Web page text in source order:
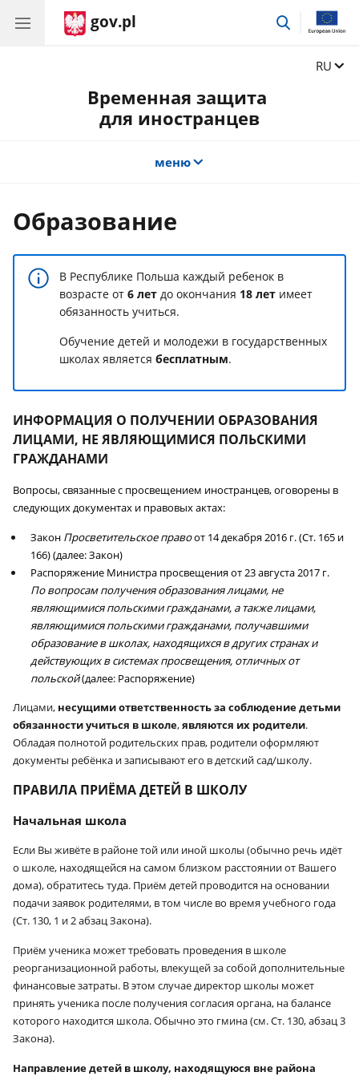
gov.pl поиск
RU
Временная защита
для иностранцев
меню
Oбразование
В Республике Польша каждый ребенок в
возрасте от6 лет до окончания 18 лет имеет
обязанность учиться.
Обучение детей и молодежи в государственных
школах являетсябесплатным.
ИНФОРМАЦИЯ О ПОЛУЧЕНИИ ОБРАЗОВАНИЯ
ЛИЦАМИ, НЕ ЯВЛЯЮЩИМИСЯ ПОЛЬСКИМИ
ГРАЖДАНАМИ
Вопросы, связанные с просвещением иностранцев, оговорены в
следующих документах и правовых актах:
Закон Просветительское правоот 14 декабря 2016 г. (Ст. 165 и
166) (далее: Закон)
Распоряжение Министра просвещения от 23 августа 2017 г.
По вопросам получения образования лицами, не
являющимися польскими гражданами, а также лицами,
являющимися польскими гражданами, получавшими
образование в школах, находящихся в других странах и
действующих в системах просвещения, отличных от
польской(далее: Распоряжение)
Лицами, несущими ответственность за соблюдение детьми
обязанности учиться в школе,являются их родители.
Обладая полнотой родительских прав, родители оформляют
документы ребёнка и записывают его в детский сад/школу.
ПРАВИЛА ПРИЁМА ДЕТЕЙ В ШКОЛУ
Начальная школа
Если Вы живёте в районе той или иной школы (обычно речь идёт
о школе, находящейся на самом близком расстоянии от Вашего
дома), обратитесь туда. Приём детей проводится на основании
подачи заявок родителями, в том числе во время учебного года
(Ст. 130, 1 и 2 абзац Закона).
Приём ученика может требовать проведения в школе
реорганизационной работы, влекущей за собой дополнительные
финансовые затраты. В этом случае директор школы может
принять ученика после получения согласия органа, на балансе
которого находится школа. Обычно это гмина (см. Ст. 130, абзац 3
Закона).
Направление детей в школу, находящуюся вне района